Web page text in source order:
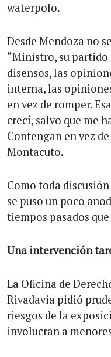
waterpolo.
Desde Mendoza no
“Ministro, su
disensos, las
interna, las
en vez de romper.
crecí, salvo que me
Contengan en vez
Montacuto.
Como toda
se puso un poco
tiempos pasados
Una intervención
La Oficina de
Rivadavia pidió
riesgos de la
involucran a